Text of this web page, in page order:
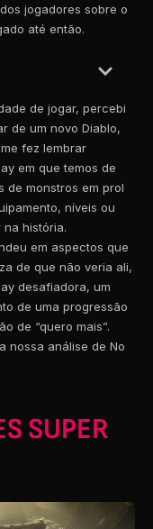
jogadores sobre o
até então.
de jogar, percebi
de um novo Diablo,
fez lembrar
em que temos de
de monstros em prol
níveis ou
na história.
em aspectos que
de que não veria ali,
desafiadora, um
de uma progressão
de “quero mais”.
nossa análise de No
SUPER